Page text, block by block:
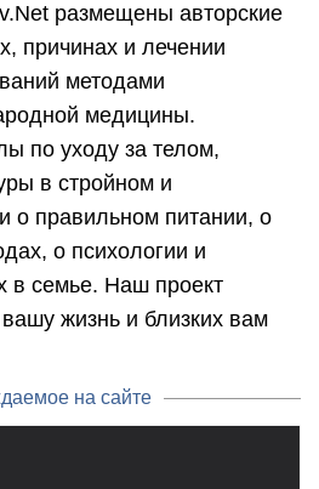
размещены авторские
причинах и лечении
методами
медицины.
по уходу за телом,
в стройном и
о правильном питании, о
о психологии и
в семье. Наш проект
жизнь и близких вам
на сайте